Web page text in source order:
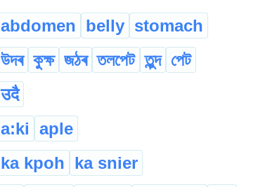
abdomen belly stomach
উদৰ কুক্ষ জঠৰ তলপেট তুন্দ পেট
उदै
a:ki aple
ka kpoh ka snier